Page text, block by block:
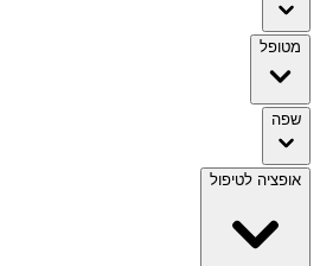
מטופל
שפה
אופציה לטיפול